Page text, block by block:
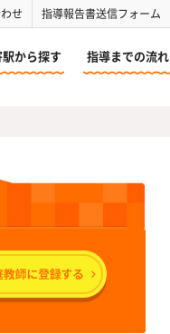
せ 指導報告書送信フォーム
駅から探す 指導までの流れ